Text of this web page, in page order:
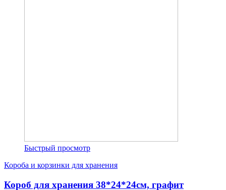
Быстрый просмотр
Короба и корзинки для хранения
Короб для хранения 38*24*24см, графит